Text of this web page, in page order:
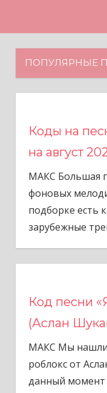
ПОПУЛЯРНЫЕ
Коды на
на август
МАКС Большая
фоновых
подборке есть
зарубежные
Код песни
(Аслан
МАКС Мы нашли
роблокс от
данный момент